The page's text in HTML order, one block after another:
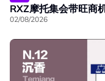
RXZ摩托集会带旺商
02/08/2026